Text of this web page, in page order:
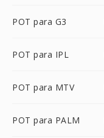
POT para G3
POT para IPL
POT para MTV
POT para PALM